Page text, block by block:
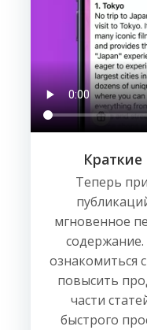
Теперь
мгновенное
ознакомиться
повысить
части
быстрого